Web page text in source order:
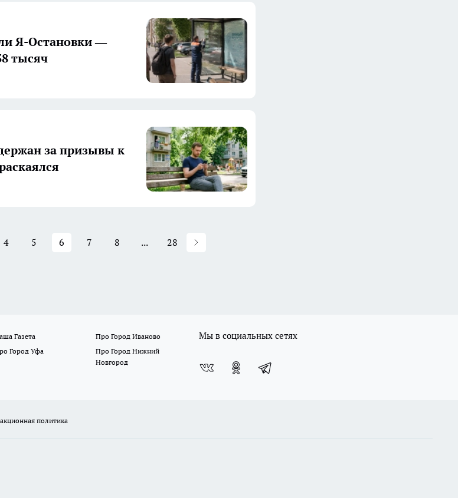
Я-Остановки —
тысяч
за призывы к
4 5 6 7 8 ... 28
Газета
Про Город Иваново
Город Уфа
Про Город Нижний
Новгород
Мы в социальных сетях
политика